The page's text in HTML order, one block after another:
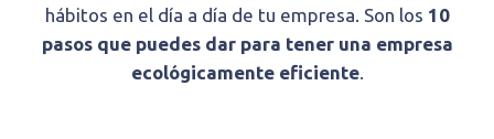
hábitos en el día a día de tu empresa. Son los 10
pasos que puedes dar para tener una empresa
ecológicamente eficiente.